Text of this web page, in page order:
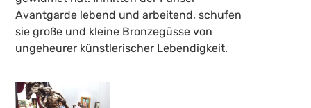
Avantgarde lebend und arbeitend, schufen
sie große und kleine Bronzegüsse von
ungeheurer künstlerischer Lebendigkeit.